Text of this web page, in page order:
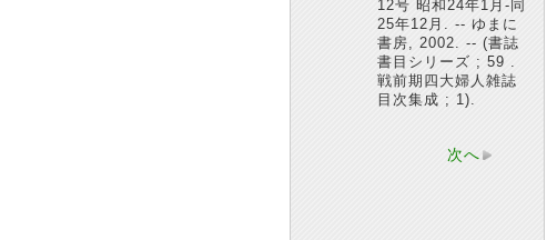
12号 昭和24年1月-同
25年12月. -- ゆまに
書房, 2002. -- (書誌
書目シリーズ ; 59 .
戦前期四大婦人雑誌
目次集成 ; 1).
次へ